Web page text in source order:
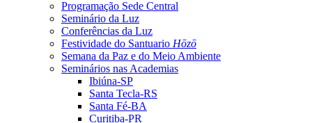
Programação Sede Central
Seminário da Luz
Conferências da Luz
Festividade do Santuario Hōzō
Semana da Paz e do Meio Ambiente
Seminários nas Academias
Ibiúna-SP
Santa Tecla-RS
Santa Fé-BA
Curitiba-PR